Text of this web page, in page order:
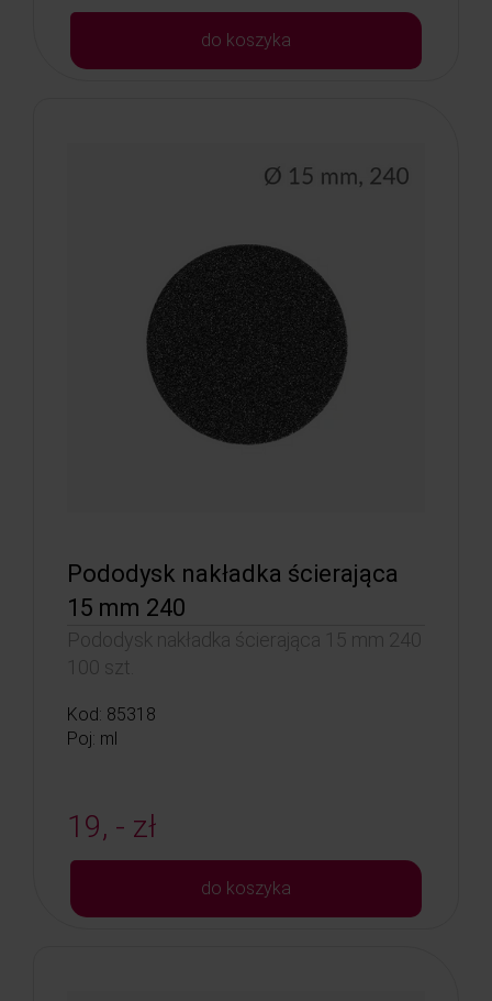
do koszyka
Pododysk nakładka ścierająca
15 mm 240
Pododysk nakładka ścierająca 15 mm 240
100 szt.
Kod: 85318
Poj: ml
19, - zł
do koszyka